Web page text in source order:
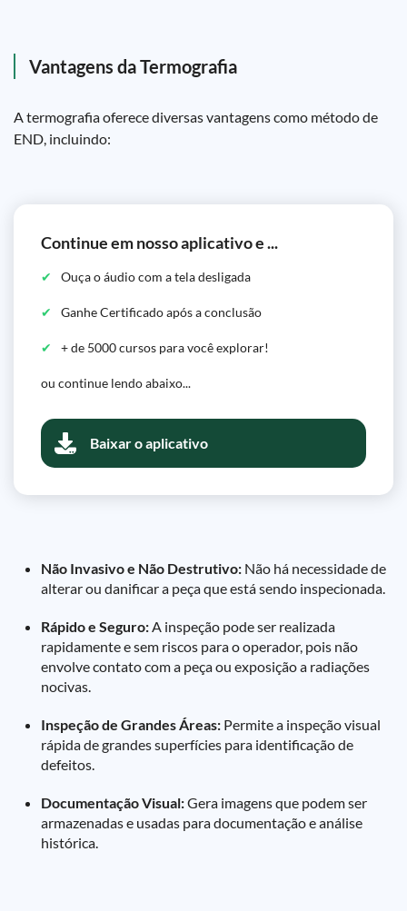
Vantagens da Termografia
A termografia oferece diversas vantagens como método de
END, incluindo:
Continue em nosso aplicativo e ...
Ouça o áudio com a tela desligada
Ganhe Certificado após a conclusão
+ de 5000 cursos para você explorar!
ou continue lendo abaixo...
Baixar o aplicativo
Não Invasivo e Não Destrutivo: Não há necessidade de
alterar ou danificar a peça que está sendo inspecionada.
Rápido e Seguro:A inspeção pode ser realizada
rapidamente e sem riscos para o operador, pois não
envolve contato com a peça ou exposição a radiações
nocivas.
Inspeção de Grandes Áreas: Permite a inspeção visual
rápida de grandes superfícies para identificação de
defeitos.
Documentação Visual:Gera imagens que podem ser
armazenadas e usadas para documentação e análise
histórica.